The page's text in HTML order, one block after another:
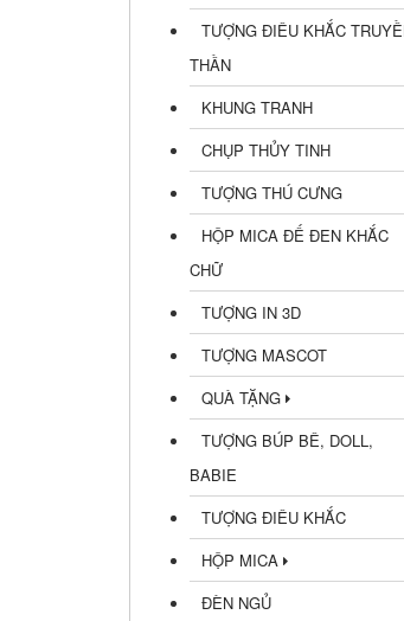
TƯỢNG ĐIÊU KHẮC
THẦN
KHUNG TRANH
CHỤP THỦY TINH
TƯỢNG THÚ CƯNG
HỘP MICA ĐẾ ĐEN KHẮC
CHỮ
TƯỢNG IN 3D
TƯỢNG MASCOT
QUÀ TẶNG
TƯỢNG BÚP BÊ, DOLL,
BABIE
TƯỢNG ĐIÊU KHẮC
HỘP MICA
ĐÈN NGỦ